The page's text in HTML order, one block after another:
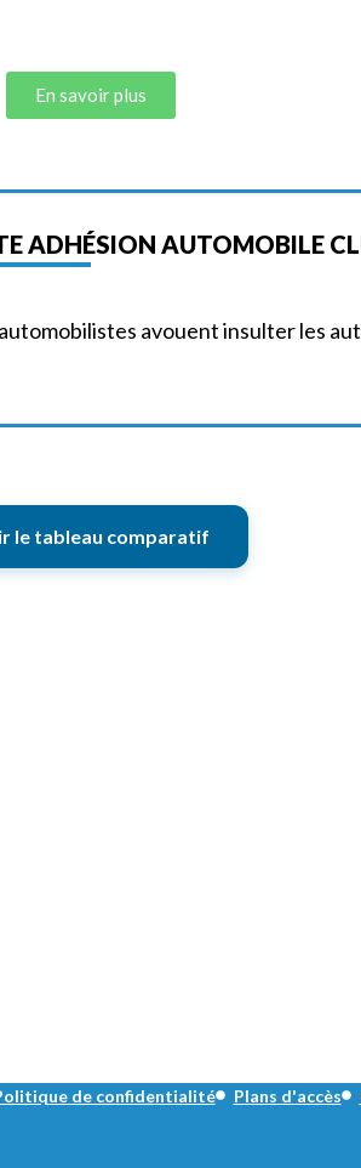
En savoir plus
ADHÉSION AUTOMOBILE
avouent insulter les
le tableau comparatif
de confidentialité Plans d'accès